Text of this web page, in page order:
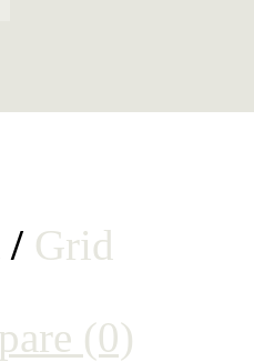
/ Grid
(0)